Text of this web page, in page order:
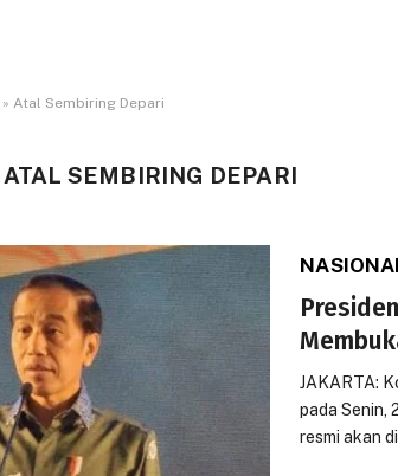
» Atal Sembiring Depari
ATAL SEMBIRING DEPARI
JAKARTA:
pada Senin,
resmi akan